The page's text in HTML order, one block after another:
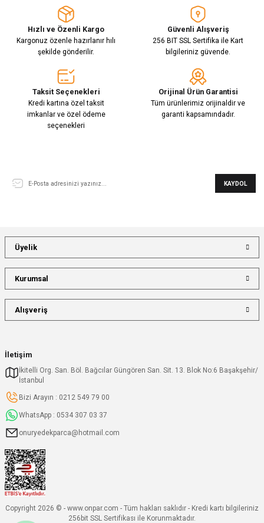
Hızlı ve Özenli Kargo
Kargonuz özenle hazırlanır hılı
şekilde gönderilir.
Güvenli Alışveriş
256 BIT SSL Sertifika ile Kart
bilgileriniz güvende.
Taksit Seçenekleri
Kredi kartına özel taksit
imkanlar ve özel ödeme
seçenekleri
Orijinal Ürün Garantisi
Tüm ürünlerimiz orijinaldir ve
garanti kapsamındadır.
KAYDOL
İletişim
İkitelli Org. San. Böl. Bağcılar Güngören San. Sit. 13. Blok No:6 Başakşehir/
İstanbul
Bizi Arayın : 0212 549 79 00
WhatsApp : 0534 307 03 37
onuryedekparca@hotmail.com
Üyelik
Kurumsal
Alışveriş
Copyright 2026 © - www.onpar.com - Tüm hakları saklıdır - Kredi kartı bilgileriniz
256bit SSL Sertifikası ile Korunmaktadır.